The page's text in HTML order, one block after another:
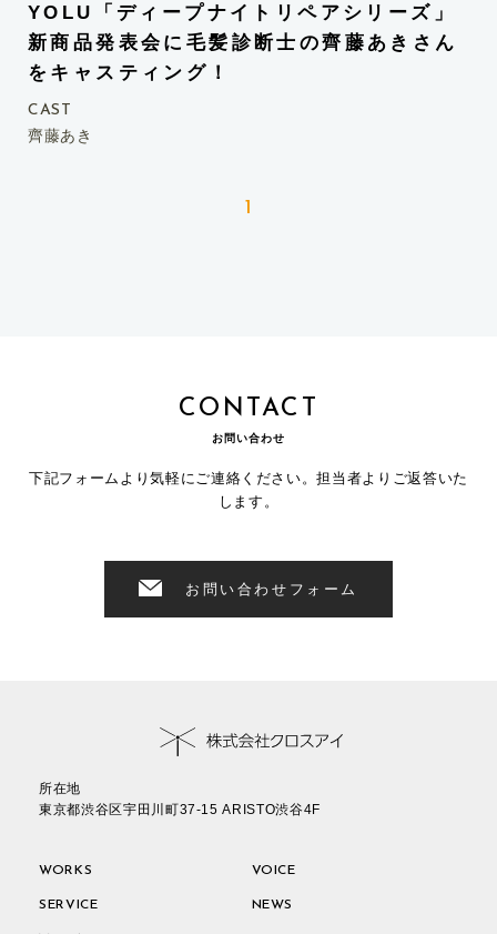
YOLU「ディープナイトリペアシリーズ」
新商品発表会に毛髪診断士の齊藤あきさん
をキャスティング！
CAST
齊藤あき
1
CONTACT
お問い合わせ
下記フォームより気軽にご連絡ください。担当者よりご返答いた
します。
お問い合わせフォーム
所在地
東京都渋谷区宇田川町37-15 ARISTO渋谷4F
WORKS VOICE
SERVICE NEWS